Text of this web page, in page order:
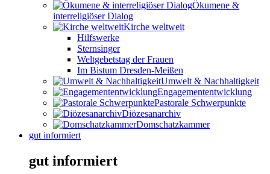
Ökumene &
interreligiöser Dialog
Kirche weltweit
Hilfswerke
Sternsinger
Weltgebetstag der Frauen
Im Bistum Dresden-Meißen
Umwelt & Nachhaltigkeit
Engagemententwicklung
Pastorale Schwerpunkte
Diözesanarchiv
Domschatzkammer
gut informiert
gut informiert